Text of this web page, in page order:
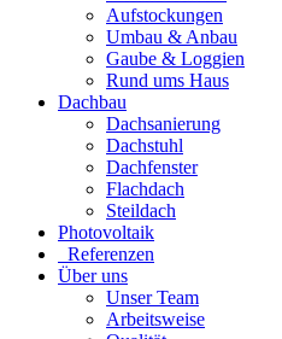
Aufstockungen
Umbau & Anbau
Gaube & Loggien
Rund ums Haus
Dachbau
Dachsanierung
Dachstuhl
Dachfenster
Flachdach
Steildach
Photovoltaik
Referenzen
Über uns
Unser Team
Arbeitsweise